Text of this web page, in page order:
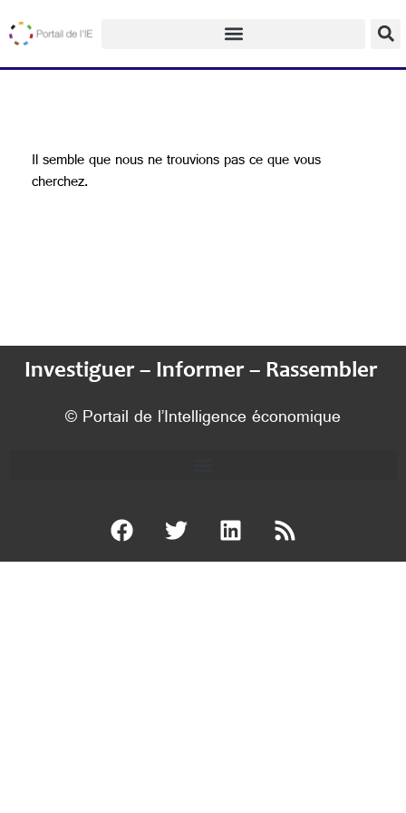
Il semble que nous ne trouvions pas ce que vous
cherchez.
Investiguer – Informer – Rassembler
© Portail de l’Intelligence économique